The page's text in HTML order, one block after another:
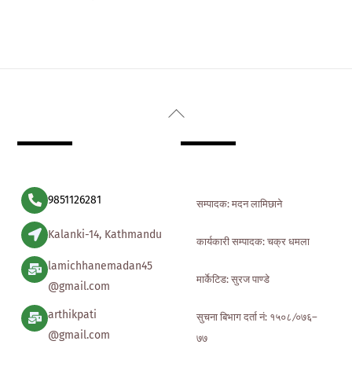
Back
9851126281
Kalanki-14, Kathmandu
lamichhanemadan45
@gmail.com
arthikpati
@gmail.com
सम्पादक: मदन लामिछाने
कार्यकारी सम्पादक: चक्र धमला
मार्केटिड: सुरज पाण्डे
सुचना बिभाग दर्ता नं: १५०८ ∕०७६–
७७